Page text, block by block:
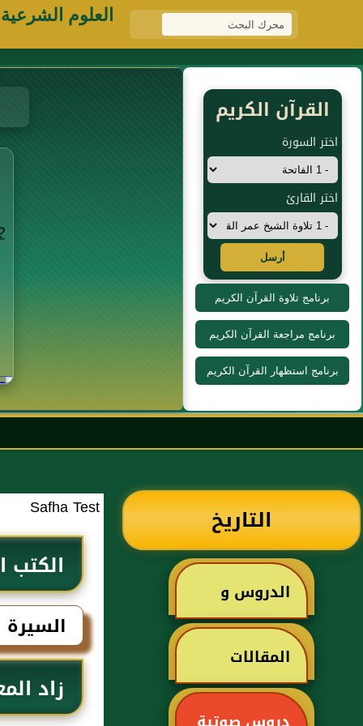
العلوم الشرعية
القرآن الكريم
اختر السورة
اختر القارئ
أرسل
برنامج تلاوة القرآن الكريم
برنامج مراجعة القرآن الكريم
برنامج استظهار القرآن الكريم
التاريخ
الدروس و
الخطب
المقالات
Safha Test
الكتب
السيرة
زاد